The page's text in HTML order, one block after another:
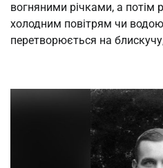
вогняними річками, а потім
холодним повітрям чи
перетворюється на